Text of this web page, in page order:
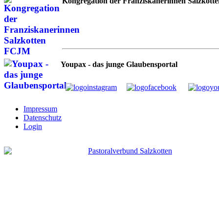
Youpax - das junge Glaubensportal
Impressum
Datenschutz
Login